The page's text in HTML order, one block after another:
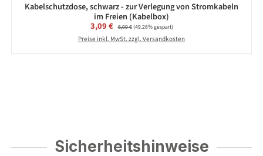
Kabelschutzdose, schwarz - zur Verlegung von Stromkabeln
im Freien (Kabelbox)
Verkaufspreis:
3,09 € Regulärer Preis:
6,09 €(49.26% gespart)
Preise inkl. MwSt. zzgl. Versandkosten
Sicherheitshinweise